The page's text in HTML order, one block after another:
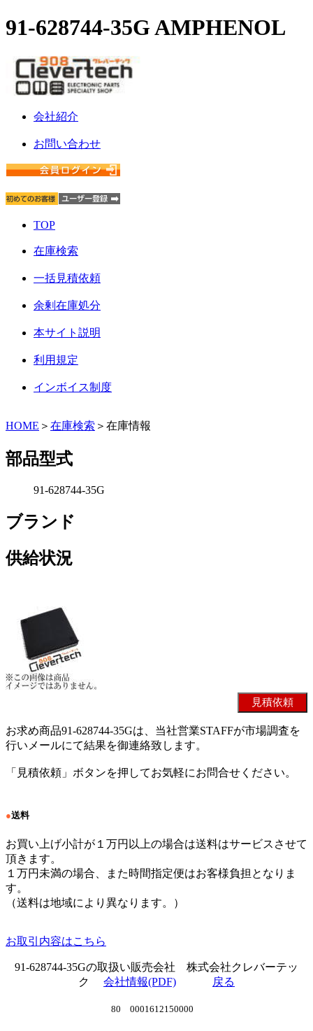
91-628744-35G AMPHENOL
会社紹介
お問い合わせ
TOP
在庫検索
一括見積依頼
余剰在庫処分
本サイト説明
利用規定
インボイス制度
HOME ＞ 在庫検索 ＞在庫情報
部品型式
91-628744-35G
ブランド
供給状況
お求め商品91-628744-35Gは、当社営業STAFFが市場調査を
行いメールにて結果を御連絡致します。
「見積依頼」ボタンを押してお気軽にお問合せください。
●送料
お買い上げ小計が１万円以上の場合は送料はサービスさせて
頂きます。
１万円未満の場合、また時間指定便はお客様負担となりま
す。
（送料は地域により異なります。）
お取引内容はこちら
91-628744-35Gの取扱い販売会社 株式会社クレバーテッ
ク 会社情報(PDF) 戻る
80 0001612150000